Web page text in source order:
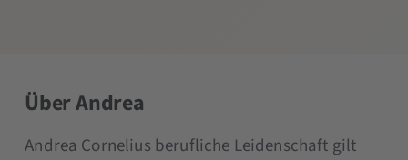
Über Andrea
Andrea Cornelius berufliche Leidenschaft gilt